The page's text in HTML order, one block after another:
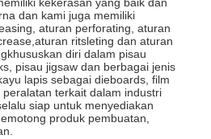
dan kami juga memiliki
aturan perforating, aturan
ritsleting dan aturan
diri dalam pisau
pisau jigsaw dan berbagai jenis
lapis sebagai dieboards, film
terkait dalam industri
siap untuk menyediakan
produk pembuatan,